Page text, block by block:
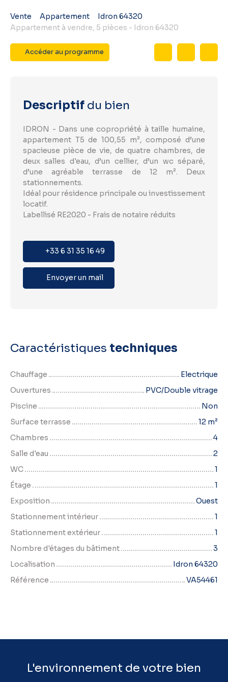
Vente Appartement
Idron 64320
Appartement à vendre, 5 pièces - Idron 64320
Accéder au programme
Descriptif du bien
IDRON - Dans une copropriété à taille humaine,
appartement T5 de 100,55 m², composé d’une
spacieuse pièce de vie, de quatre chambres, de
deux salles d'eau, d’un cellier, d’un wc séparé,
d’une agréable terrasse de 12 m². Deux
stationnements.
Idéal pour résidence principale ou investissement
locatif.
Labellisé RE2020 - Frais de notaire réduits
+33 6 31 35 16 49
Envoyer un mail
Caractéristiques techniques
Chauffage
Electrique
Ouvertures
PVC/Double vitrage
Piscine
Non
Surface terrasse
12 m²
Chambres
4
Salle d'eau
2
WC
1
Étage
1
Exposition
Ouest
Stationnement intérieur
1
Stationnement extérieur
1
Nombre d'étages du bâtiment
3
Localisation
Idron 64320
Référence
VA54461
L'environnement de votre bien